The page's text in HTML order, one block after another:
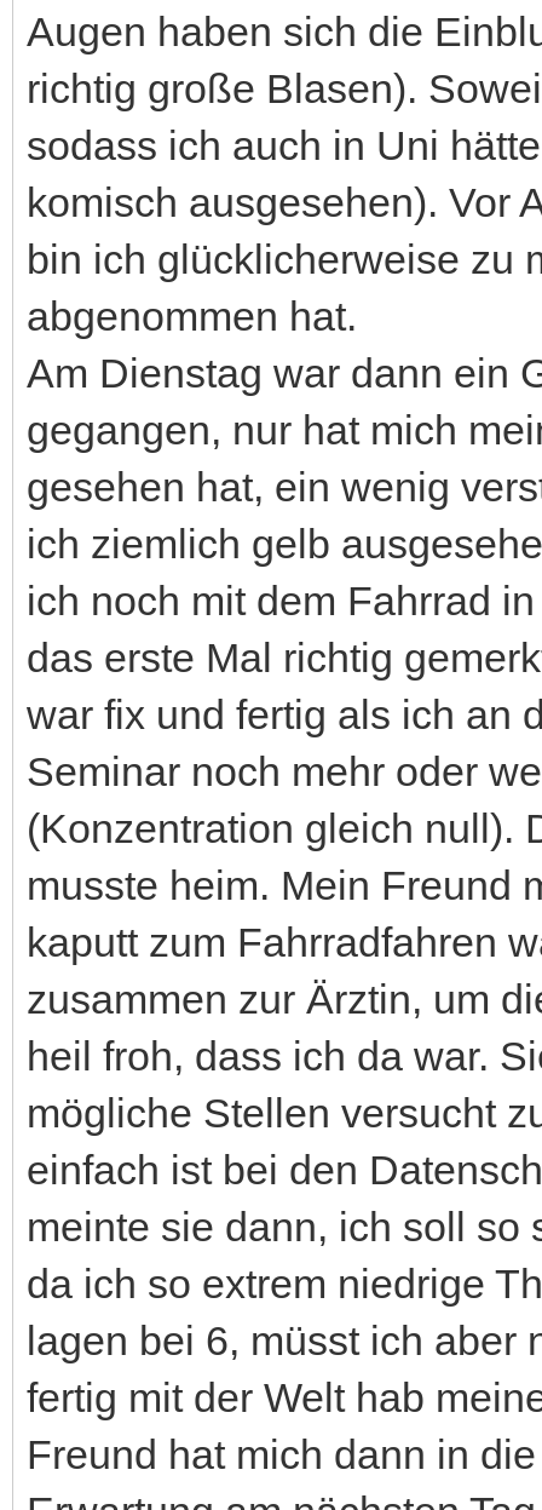
Augen haben sich die
richtig große Blasen).
sodass ich auch in Uni
komisch ausgesehen). Vor
bin ich glücklicherweise zu
abgenommen hat.
Am Dienstag war dann ein
gegangen, nur hat mich
gesehen hat, ein wenig
ich ziemlich gelb
ich noch mit dem Fahrrad
das erste Mal richtig
war fix und fertig als ich an
Seminar noch mehr oder
(Konzentration gleich null).
musste heim. Mein Freund
kaputt zum Fahrradfahren
zusammen zur Ärztin, um
heil froh, dass ich da war.
mögliche Stellen versucht
einfach ist bei den
meinte sie dann, ich soll
da ich so extrem niedrige
lagen bei 6, müsst ich aber
fertig mit der Welt hab
Freund hat mich dann in